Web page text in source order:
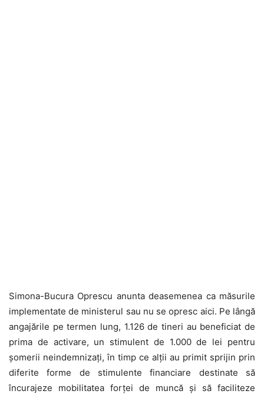
Simona-Bucura Oprescu anunta deasemenea ca măsurile
implementate de ministerul sau nu se opresc aici. Pe lângă
angajările pe termen lung, 1.126 de tineri au beneficiat de
prima de activare, un stimulent de 1.000 de lei pentru
șomerii neindemnizați, în timp ce alții au primit sprijin prin
diferite forme de stimulente financiare destinate să
încurajeze mobilitatea forței de muncă și să faciliteze